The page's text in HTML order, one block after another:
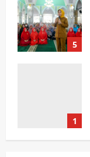
5
1